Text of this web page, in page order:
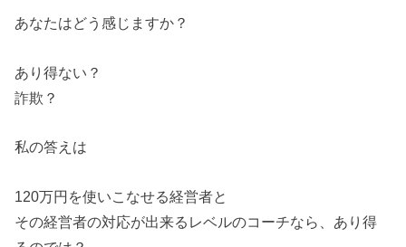
あなたはどう感じますか？
あり得ない？
詐欺？
私の答えは
120万円を使いこなせる経営者と
その経営者の対応が出来るレベルのコーチなら、あり得